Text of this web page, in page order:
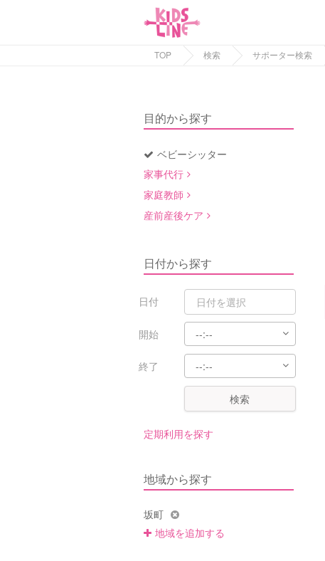
TOP 検索 サポーター検索
目的から探す
ベビーシッター
家事代行
家庭教師
産前産後ケア
日付から探す
日付
開始
終了
検索
定期利用を探す
地域から探す
坂町
地域を追加する